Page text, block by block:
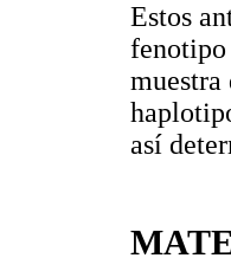
Estos
fenotipo
así